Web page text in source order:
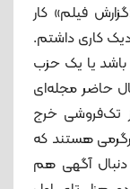
فیلم» کار
کاری داشتم.
باشد یا یک حزب
حاضر مجله‌ای
تک‌فروشی خرج
هستند که
آگهی هم